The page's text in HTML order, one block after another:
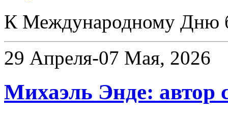
К Международному Дню
29 Апреля-07 Мая, 2026
Михаэль Энде: автор